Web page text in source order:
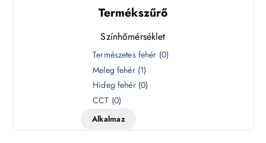
Termékszűrő
Színhőmérséklet
Természetes fehér (0)
Meleg fehér (1)
Hideg fehér (0)
CCT (0)
Alkalmaz